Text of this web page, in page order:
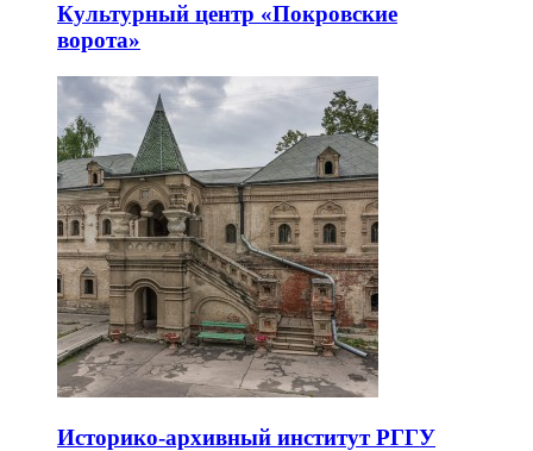
Культурный центр «Покровские
ворота»
Историко-архивный институт РГГУ